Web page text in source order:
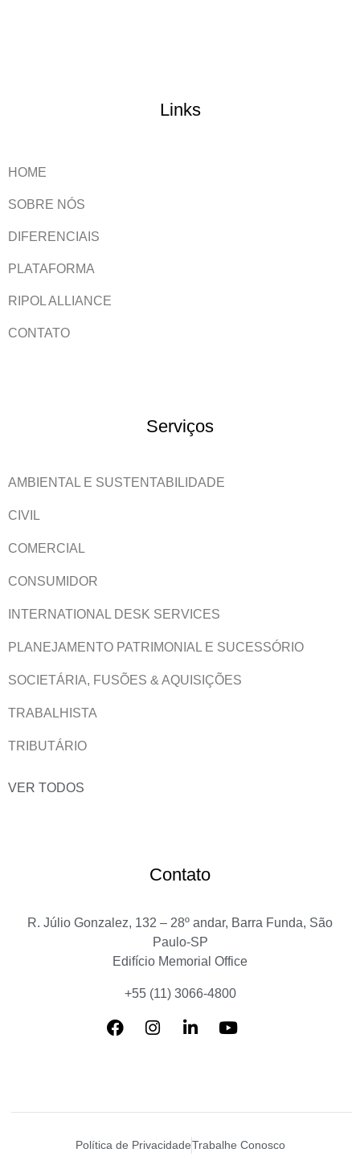
Links
HOME
SOBRE NÓS
DIFERENCIAIS
PLATAFORMA
RIPOL ALLIANCE
CONTATO
Serviços
AMBIENTAL E SUSTENTABILIDADE
CIVIL
COMERCIAL
CONSUMIDOR
INTERNATIONAL DESK SERVICES
PLANEJAMENTO PATRIMONIAL E SUCESSÓRIO
SOCIETÁRIA, FUSÕES & AQUISIÇÕES
TRABALHISTA
TRIBUTÁRIO
VER TODOS
Contato
R. Júlio Gonzalez, 132 – 28º andar, Barra Funda, São
Paulo-SP
Edifício Memorial Office
+55 (11) 3066-4800
Política de PrivacidadeTrabalhe Conosco